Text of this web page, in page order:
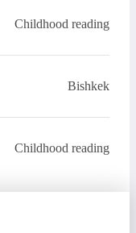
Childhood reading
Bishkek
Childhood reading